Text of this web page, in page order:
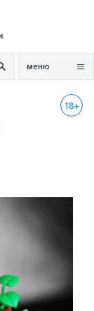
меню
18+